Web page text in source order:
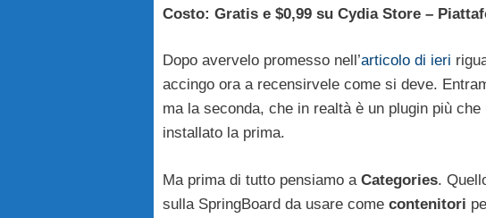
Costo: Gratis e $0,99 su Cydia Store –
Dopo avervelo promesso nell’articolo di ieri
accingo ora a recensirvele come si deve.
ma la seconda, che in realtà è un plugin più
installato la prima.
Ma prima di tutto pensiamo a Categories.
sulla SpringBoard da usare come contenitori